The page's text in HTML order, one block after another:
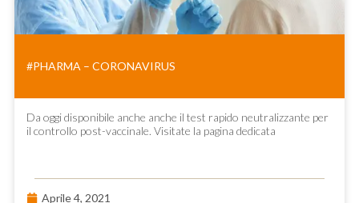
#PHARMA – CORONAVIRUS
Da oggi disponibile anche anche il test rapido neutralizzante per
il controllo post-vaccinale. Visitate la pagina dedicata
Aprile 4, 2021